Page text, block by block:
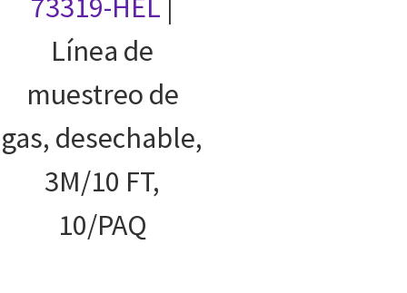
73319-HEL |
Línea de
muestreo de
gas, desechable,
3M/10 FT,
10/PAQ